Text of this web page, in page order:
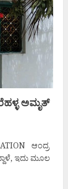
ಅಮೃತ್
ಆಂದ್ರ
ಇದು ಮೂಲ